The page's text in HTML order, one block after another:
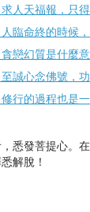
人天福報，只
臨命終的時候
戀幻質是什麼
誠心念佛號，
行的過程也是
悉發菩提心。
解脫！